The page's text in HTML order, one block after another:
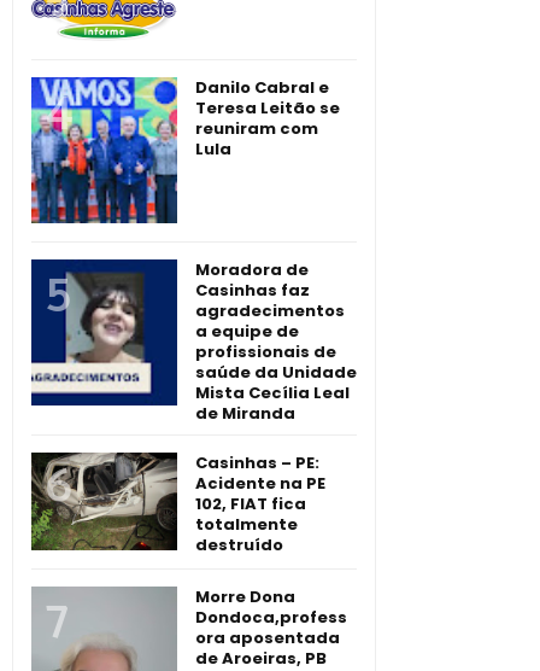
Danilo Cabral e
Teresa Leitão se
reuniram com
Lula
Moradora de
Casinhas faz
agradecimentos
a equipe de
profissionais de
saúde da Unidade
Mista Cecília Leal
de Miranda
Casinhas – PE:
Acidente na PE
102, FIAT fica
totalmente
destruído
Morre Dona
Dondoca,profess
ora aposentada
de Aroeiras, PB